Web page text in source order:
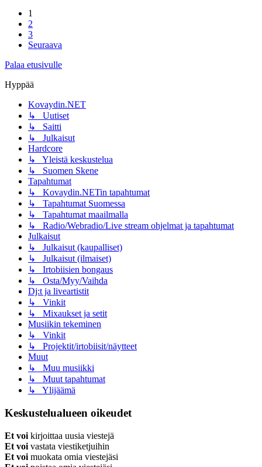
1
2
3
Seuraava
Palaa etusivulle
Hyppää
Kovaydin.NET
↳ Uutiset
↳ Saitti
↳ Julkaisut
Hardcore
↳ Yleistä keskustelua
↳ Suomen Skene
Tapahtumat
↳ Kovaydin.NETin tapahtumat
↳ Tapahtumat Suomessa
↳ Tapahtumat maailmalla
↳ Radio/Webradio/Live stream ohjelmat ja tapahtumat
Julkaisut
↳ Julkaisut (kaupalliset)
↳ Julkaisut (ilmaiset)
↳ Irtobiisien bongaus
↳ Osta/Myy/Vaihda
Dj:t ja liveartistit
↳ Vinkit
↳ Mixaukset ja setit
Musiikin tekeminen
↳ Vinkit
↳ Projektit/irtobiisit/näytteet
Muut
↳ Muu musiikki
↳ Muut tapahtumat
↳ Ylijäämä
Keskustelualueen oikeudet
Et voi kirjoittaa uusia viestejä
Et voi vastata viestiketjuihin
Et voi muokata omia viestejäsi